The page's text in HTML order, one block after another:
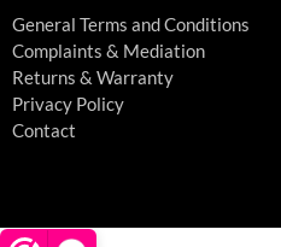
General Terms and Conditions
Complaints & Mediation
Returns & Warranty
Privacy Policy
Contact